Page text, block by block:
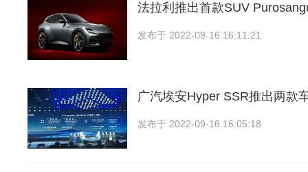
法拉利推出首款SUV
发布于 2022-09-16 16:11:21
广汽埃安Hyper SSR推出两款
发布于 2022-09-16 16:05:18